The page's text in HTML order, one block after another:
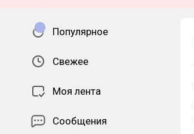
Популярное
Свежее
Моя лента
Сообщения